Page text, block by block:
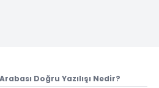
Doğru Yazılışı Nedir?